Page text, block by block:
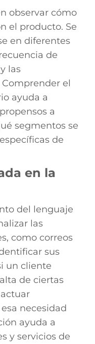
observar cómo
el producto. Se
en diferentes
de
las
el
ayuda a
a
segmentos se
de
en la
del lenguaje
las
como correos
sus
un cliente
de ciertas
necesidad
ayuda a
y servicios de